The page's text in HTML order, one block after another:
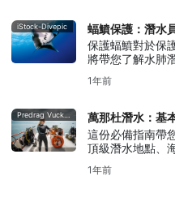
iStock-Divepic
蝠鱝保護：潛水
保護蝠鱝對於保
將帶您了解水肺
地。
1年前
Predrag Vuckovic
萬那杜潛水：基
這份必備指南帶
頂級潛水地點、
1年前